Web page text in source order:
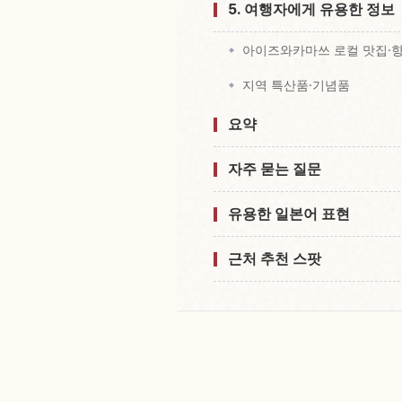
5. 여행자에게 유용한 정보
아이즈와카마쓰 로컬 맛집·
지역 특산품·기념품
요약
자주 묻는 질문
유용한 일본어 표현
근처 추천 스팟